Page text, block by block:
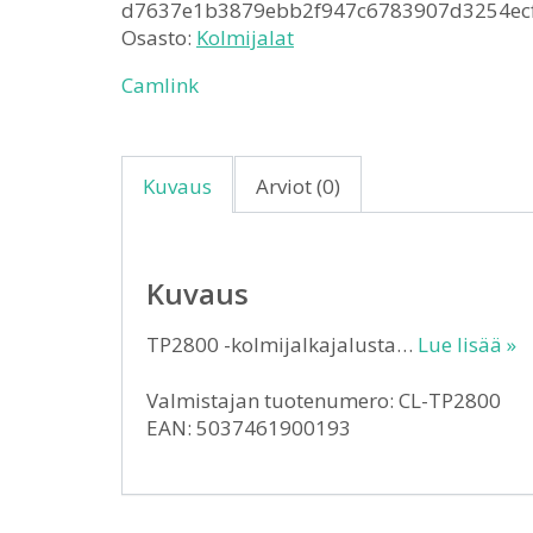
Osasto: Kolmijalat
Camlink
Kuvaus Arviot (0)
Kuvaus
TP2800 -kolmijalkajalusta… Lue lisää »
Valmistajan tuotenumero: CL-TP2800
EAN: 5037461900193